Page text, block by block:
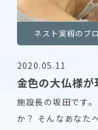
ネスト実籾のブ
2020.05.11
金色の大仏様が
施設長の坂田です
か？ そんなあなた